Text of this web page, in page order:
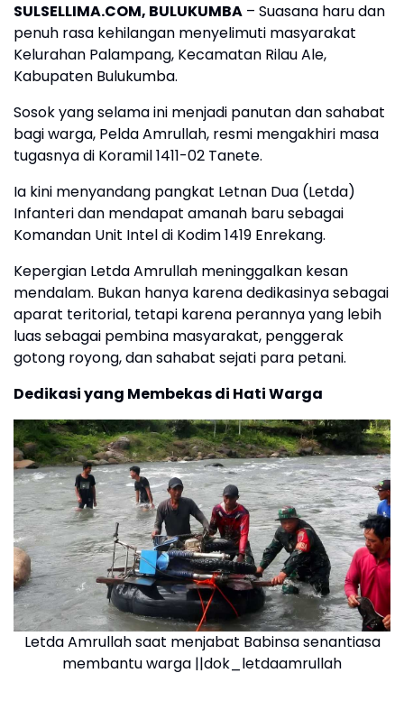
SULSELLIMA.COM, BULUKUMBA – Suasana haru dan
penuh rasa kehilangan menyelimuti masyarakat
Kelurahan Palampang, Kecamatan Rilau Ale,
Kabupaten Bulukumba.
Sosok yang selama ini menjadi panutan dan sahabat
bagi warga, Pelda Amrullah, resmi mengakhiri masa
tugasnya di Koramil 1411-02 Tanete.
Ia kini menyandang pangkat Letnan Dua (Letda)
Infanteri dan mendapat amanah baru sebagai
Komandan Unit Intel di Kodim 1419 Enrekang.
Kepergian Letda Amrullah meninggalkan kesan
mendalam. Bukan hanya karena dedikasinya sebagai
aparat teritorial, tetapi karena perannya yang lebih
luas sebagai pembina masyarakat, penggerak
gotong royong, dan sahabat sejati para petani.
Dedikasi yang Membekas di Hati Warga
Letda Amrullah saat menjabat Babinsa senantiasa
membantu warga ||dok_letdaamrullah